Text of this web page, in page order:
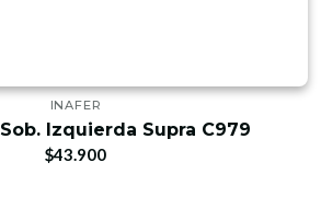
INAFER
Izquierda Supra C979
$43.900